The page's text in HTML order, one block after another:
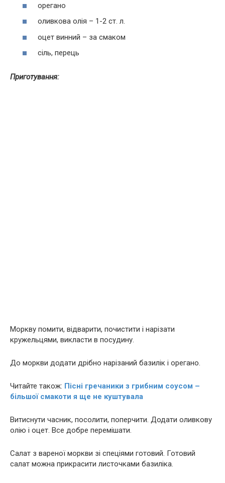
орегано
оливкова олія – 1-2 ст. л.
оцет винний – за смаком
сіль, перець
Приготування:
Моркву помити, відварити, почистити і нарізати
кружельцями, викласти в посудину.
До моркви додати дрібно нарізаний базилік і орегано.
Читайте також: Пісні гречаники з грибним соусом –
більшої смакоти я ще не куштувала
Витиснути часник, посолити, поперчити. Додати оливкову
олію і оцет. Все добре перемішати.
Салат з вареної моркви зі спеціями готовий. Готовий
салат можна прикрасити листочками базиліка.